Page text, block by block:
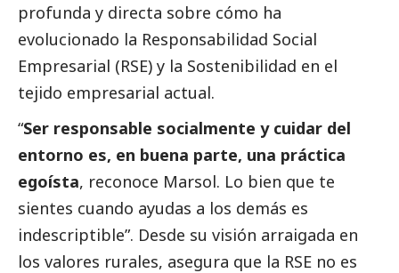
profunda y directa sobre cómo ha
evolucionado la Responsabilidad Social
Empresarial (RSE) y la Sostenibilidad en el
tejido empresarial actual.
“Ser responsable socialmente y cuidar del
entorno es, en buena parte, una práctica
egoísta, reconoce Marsol. Lo bien que te
sientes cuando ayudas a los demás es
indescriptible”. Desde su visión arraigada en
los valores rurales, asegura que la RSE no es